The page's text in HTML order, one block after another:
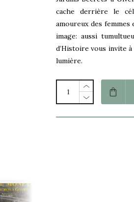
cache derrière le
amoureux des
image: aussi
d’Histoire vous invite
lumière.